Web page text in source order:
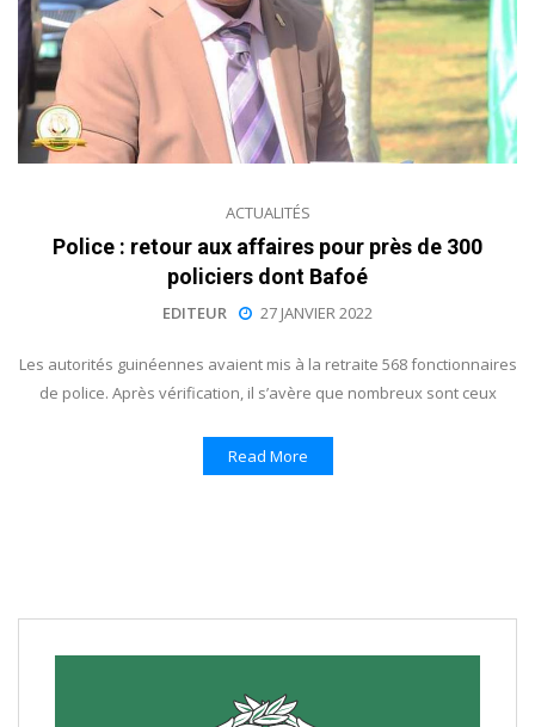
ACTUALITÉS
Police : retour aux affaires pour près de 300
policiers dont Bafoé
EDITEUR 27 JANVIER 2022
Les autorités guinéennes avaient mis à la retraite 568 fonctionnaires
de police. Après vérification, il s’avère que nombreux sont ceux
Read More